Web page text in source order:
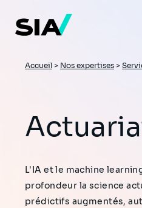
contenu
principal
Fil
Accueil > Nos expertises >
L'IA et le machine
profondeur la science
prédictifs augmentés,